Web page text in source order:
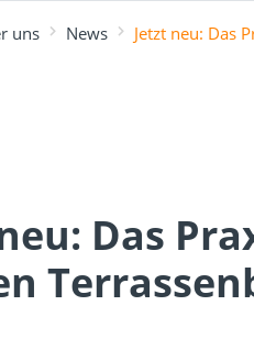
uns News Jetzt neu: Das
Das